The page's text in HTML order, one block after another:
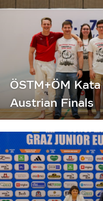
ÖSTM+ÖM
Austrian Finals